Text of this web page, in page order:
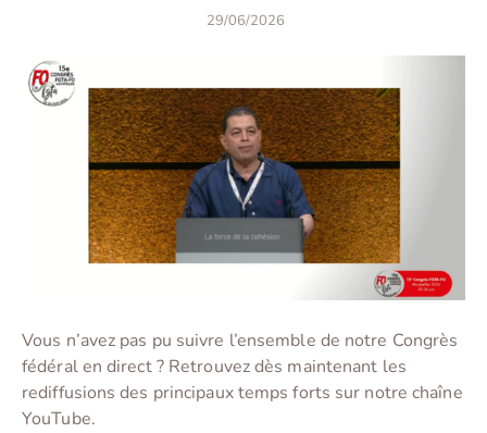
29/06/2026
Vous n’avez pas pu suivre l’ensemble de notre Congrès
fédéral en direct ? Retrouvez dès maintenant les
rediffusions des principaux temps forts sur notre chaîne
YouTube.